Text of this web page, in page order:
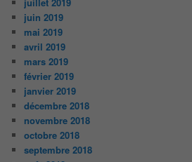
juillet 2019
juin 2019
mai 2019
avril 2019
mars 2019
février 2019
janvier 2019
décembre 2018
novembre 2018
octobre 2018
septembre 2018